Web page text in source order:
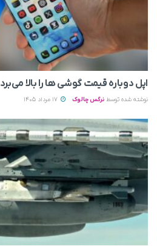
اپل دوباره قیمت‌ گوشی ها را بالا می‌برد
نوشته شده توسط نرگس چالوک